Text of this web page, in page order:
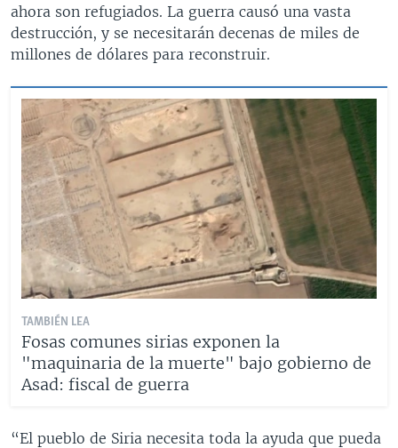
ahora son refugiados. La guerra causó una vasta
destrucción, y se necesitarán decenas de miles de
millones de dólares para reconstruir.
TAMBIÉN LEA
Fosas comunes sirias exponen la
"maquinaria de la muerte" bajo gobierno de
Asad: fiscal de guerra
“El pueblo de Siria necesita toda la ayuda que pueda